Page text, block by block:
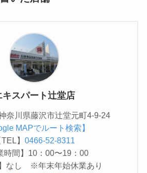
キスパート辻堂店
奈川県藤沢市辻堂元町4-9-24
MAPでルート検索】
TEL】 0466-52-8311
時間】10：00〜19：00
】なし ※年末年始休業あり